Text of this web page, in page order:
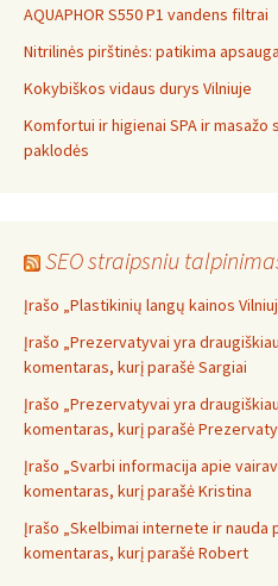
AQUAPHOR S550 P1 vandens filtrai
Nitrilinės pirštinės: patikima
Kokybiškos vidaus durys Vilniuje
Komfortui ir higienai SPA ir masažo
paklodės
SEO straipsniu
Įrašo „Plastikinių langų kainos
Įrašo „Prezervatyvai yra
komentaras, kurį parašė Sargiai
Įrašo „Prezervatyvai yra
komentaras, kurį parašė
Įrašo „Svarbi informacija apie
komentaras, kurį parašė Kristina
Įrašo „Skelbimai internete ir nauda
komentaras, kurį parašė Robert